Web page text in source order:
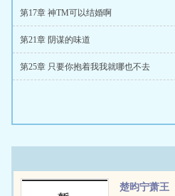
第17章 神TM可以结婚啊
第21章 阴谋的味道
第25章 只要你抱着我我就哪也不去
楚昀宁萧王